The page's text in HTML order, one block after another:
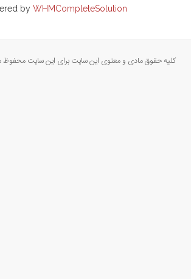
by WHMCompleteSolution
کلیه حقوق مادی و معنوی این سایت برای این سایت محفوظ